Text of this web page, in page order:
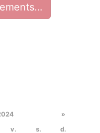
»
v. s. d.